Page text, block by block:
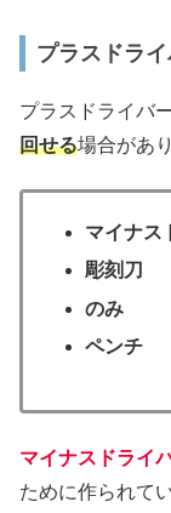
プラスドラ
プラスドライバ
回せる場合があ
マイナス
彫刻刀
のみ
ペンチ
マイナスドライ
ために作られて